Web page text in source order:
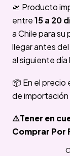
🛫 Producto
entre15 a 20
a Chile para
llegar antes
al siguiente día
📦 En el precio
de
⚠️Tener en
Comprar Por